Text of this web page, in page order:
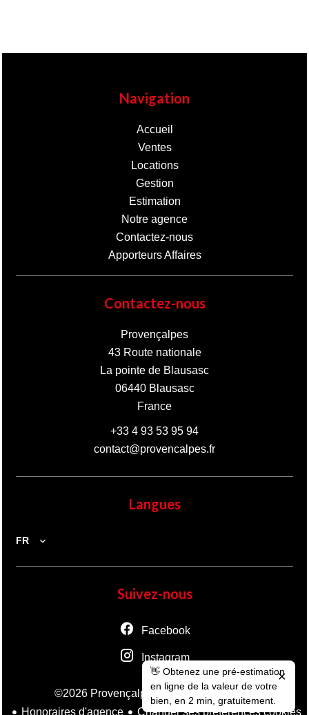
Navigation
Accueil
Ventes
Locations
Gestion
Estimation
Notre agence
Contactez-nous
Apporteurs Affaires
Contactez-nous
Provençalpes
43 Route nationale
La pointe de Blausasc
06440Blausasc
France
+33 4 93 53 95 94
contact@provencalpes.fr
Langues
FR
Suivez-nous
Facebook
Instagram
©2026 Provençalpes
Mentions légales
Honoraires d'agence
Changer ses préférences cookies
👋 Obtenez une pré-estimation
en ligne de la valeur de votre
bien, en 2 min, gratuitement.
✕